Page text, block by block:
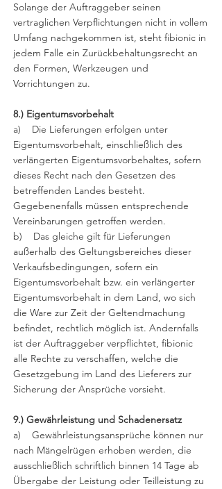
Solange der Auftraggeber seinen
vertraglichen Verpflichtungen nicht in vollem
Umfang nachgekommen ist, steht fibionic in
jedem Falle ein Zurückbehaltungsrecht an
den Formen, Werkzeugen und
Vorrichtungen zu.
8.) Eigentumsvorbehalt
a) Die Lieferungen erfolgen unter
Eigentumsvorbehalt, einschließlich des
verlängerten Eigentumsvorbehaltes, sofern
dieses Recht nach den Gesetzen des
betreffenden Landes besteht.
Gegebenenfalls müssen entsprechende
Vereinbarungen getroffen werden.
b) Das gleiche gilt für Lieferungen
außerhalb des Geltungsbereiches dieser
Verkaufsbedingungen, sofern ein
Eigentumsvorbehalt bzw. ein verlängerter
Eigentumsvorbehalt in dem Land, wo sich
die Ware zur Zeit der Geltendmachung
befindet, rechtlich möglich ist. Andernfalls
ist der Auftraggeber verpflichtet, fibionic
alle Rechte zu verschaffen, welche die
Gesetzgebung im Land des Lieferers zur
Sicherung der Ansprüche vorsieht.
9.) Gewährleistung und Schadenersatz
a) Gewährleistungsansprüche können nur
nach Mängelrügen erhoben werden, die
ausschließlich schriftlich binnen 14 Tage ab
Übergabe der Leistung oder Teilleistung zu